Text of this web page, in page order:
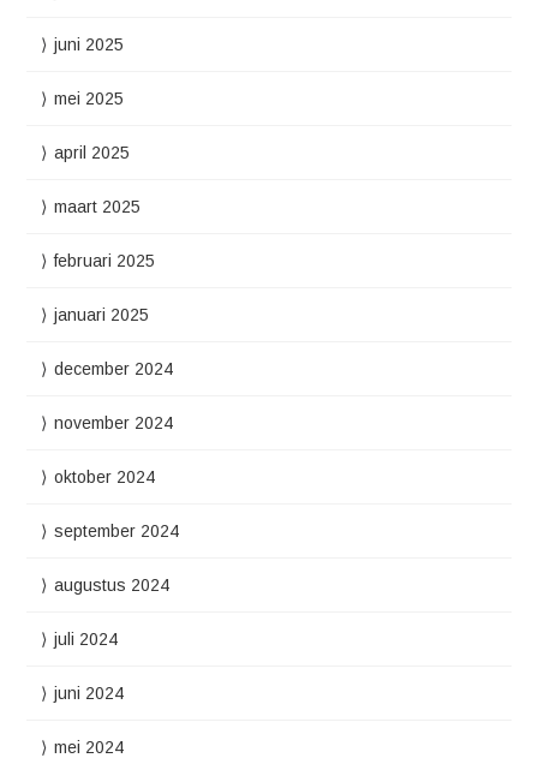
juni 2025
mei 2025
april 2025
maart 2025
februari 2025
januari 2025
december 2024
november 2024
oktober 2024
september 2024
augustus 2024
juli 2024
juni 2024
mei 2024